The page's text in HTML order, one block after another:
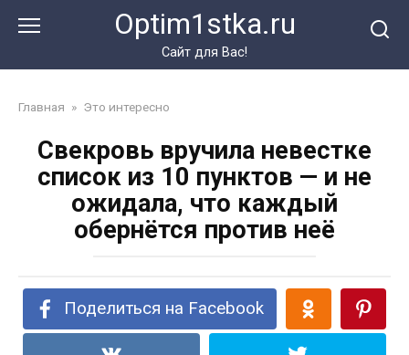
Optim1stka.ru
Сайт для Вас!
Главная » Это интересно
Свекровь вручила невестке
список из 10 пунктов — и не
ожидала, что каждый
обернётся против неё
Поделиться на Facebook